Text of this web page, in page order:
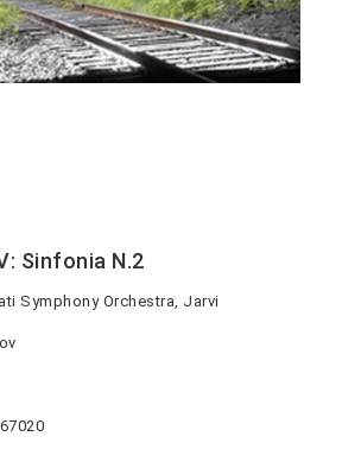
Sinfonia N.2
Symphony Orchestra, Jarvi